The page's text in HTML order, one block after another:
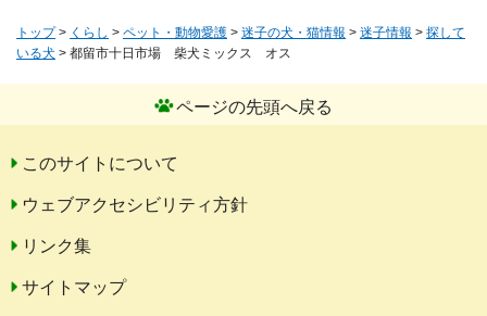
トップ> くらし > ペット・動物愛護 > 迷子の犬・猫情報 > 迷子情報 > 探して
いる犬 > 都留市十日市場 柴犬ミックス オス
ページの先頭へ戻る
このサイトについて
ウェブアクセシビリティ方針
リンク集
サイトマップ